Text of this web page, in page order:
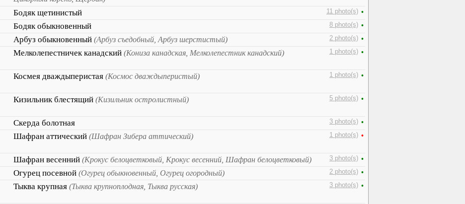
Бодяк щетинистый 11 photo(s) •
Бодяк обыкновенный 8 photo(s) •
Арбуз обыкновенный (Арбуз съедобный, Арбуз шерстистый) 2 photo(s) •
Мелколепестничек канадский (Кониза канадская, Мелколепестник канадский) 1 photo(s) •
Космея дваждыперистая (Космос дваждыперистый) 1 photo(s) •
Кизильник блестящий (Кизильник остролистный) 5 photo(s) •
Скерда болотная 3 photo(s) •
Шафран аттический (Шафран Зибера аттический) 1 photo(s) •
Шафран весенний (Крокус белоцветковый, Крокус весенний, Шафран белоцветковый) 3 photo(s) •
Огурец посевной (Огурец обыкновенный, Огурец огородный) 2 photo(s) •
Тыква крупная (Тыква крупноплодная, Тыква русская) 3 photo(s) •